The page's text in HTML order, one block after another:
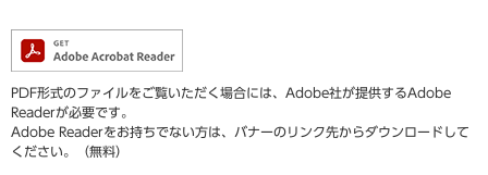
PDF形式のファイルをご覧いただく場合には、Adobe社が提供するAdobe
Readerが必要です。
Adobe Readerをお持ちでない方は、バナーのリンク先からダウンロードして
ください。（無料）